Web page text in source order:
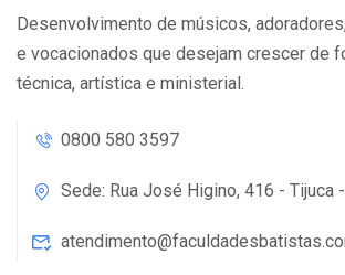
Desenvolvimento de músicos,
e vocacionados que desejam crescer de
técnica, artística e ministerial.
0800 580 3597
Sede: Rua José Higino, 416 - Tijuca